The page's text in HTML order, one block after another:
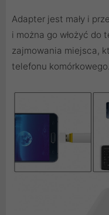
Adapter jest mały i
i można go włożyć do
zajmowania miejsca,
telefonu komórkowego.